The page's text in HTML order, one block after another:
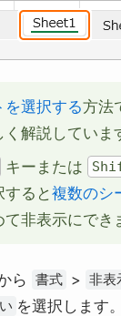
を選択する方法
く解説していま
キーまたは
すると複数のシ
て非表示にでき
ら 書式 > 非表
を選択します